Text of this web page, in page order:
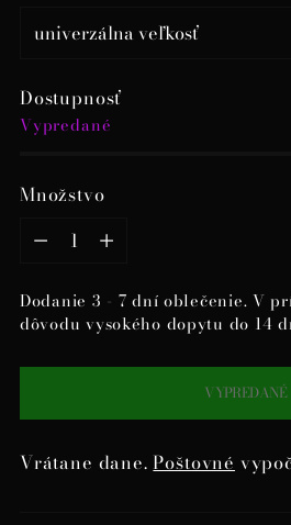
Dostupnosť
Vypredané
Množstvo
Množstvo
Dodanie 3 - 7 dní oblečenie. V
dôvodu vysokého dopytu do 14
VYPREDANÉ
Vrátane dane.Poštovné